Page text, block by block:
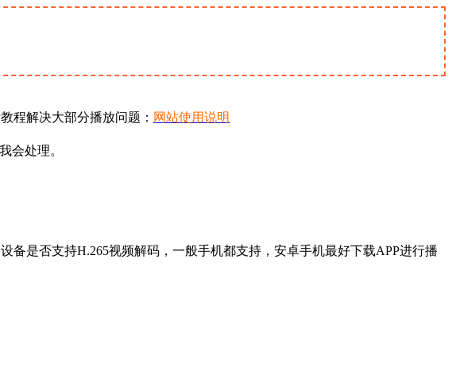
程解决大部分播放问题： 网站使用说明
会处理。
是否支持H.265视频解码，一般手机都支持，安卓手机最好下载APP进行播